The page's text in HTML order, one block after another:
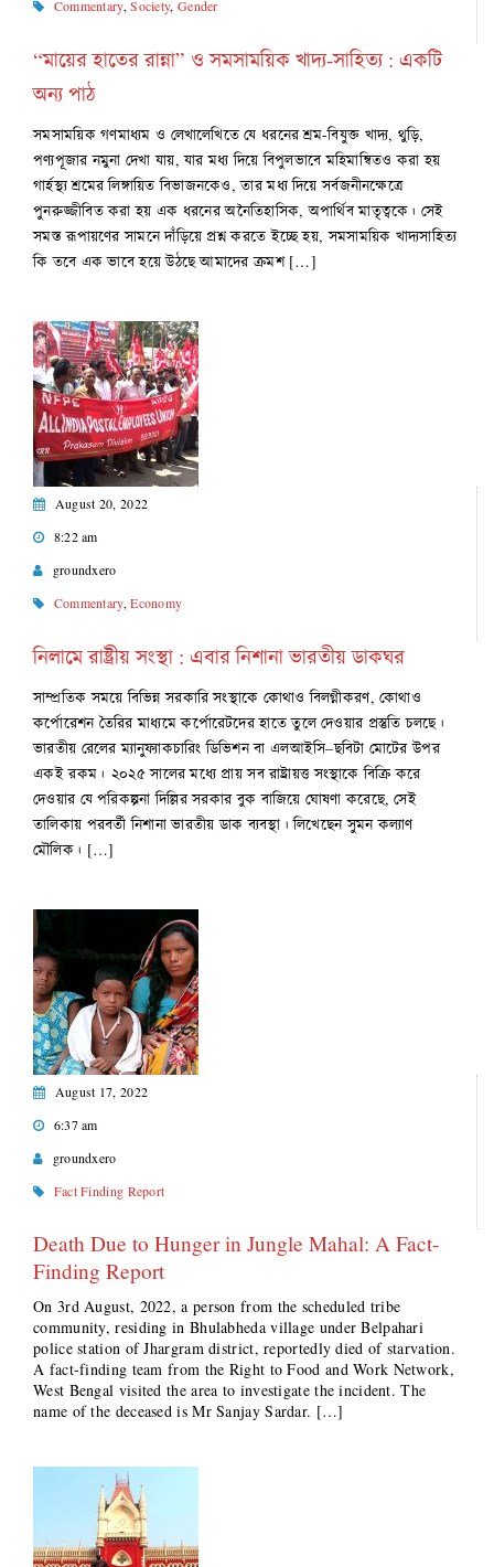
Commentary,Society, Gender
“মায়ের হাতের রান্না” ও সমসাময়িক খাদ্য-সাহিত্য : একটি
অন্য পাঠ
সমসাময়িক গণমাধ্যম ও লেখালেখিতে যে ধরনের শ্রম-বিযুক্ত খাদ্য, থুড়ি,
পণ্যপূজার নমুনা দেখা যায়, যার মধ্য দিয়ে বিপুলভাবে মহিমান্বিতও করা হয়
গার্হস্থ্য শ্রমের লিঙ্গায়িত বিভাজনকেও, তার মধ্য দিয়ে সর্বজনীনক্ষেত্রে
পুনরুজ্জীবিত করা হয় এক ধরনের অনৈতিহাসিক, অপার্থিব মাতৃত্বকে। সেই
সমস্ত রূপায়ণের সামনে দাঁড়িয়ে প্রশ্ন করতে ইচ্ছে হয়, সমসাময়িক খাদ্যসাহিত্য
কি তবে এক ভাবে হয়ে উঠছে আমাদের ক্রমশ […]
August 20, 2022
8:22 am
groundxero
Commentary,Economy
নিলামে রাষ্ট্রীয় সংস্থা : এবার নিশানা ভারতীয় ডাকঘর
সাম্প্রতিক সময়ে বিভিন্ন সরকারি সংস্থাকে কোথাও বিলগ্নীকরণ, কোথাও
কর্পোরেশন তৈরির মাধ্যমে কর্পোরেটদের হাতে তুলে দেওয়ার প্রস্তুতি চলছে।
ভারতীয় রেলের ম্যানুফ্যাকচারিং ডিভিশন বা এলআইসি–ছবিটা মোটের উপর
একই রকম। ২০২৫ সালের মধ্যে প্রায় সব রাষ্ট্রায়ত্ত সংস্থাকে বিক্রি করে
দেওয়ার যে পরিকল্পনা দিল্লির সরকার বুক বাজিয়ে ঘোষণা করেছে, সেই
তালিকায় পরবর্তী নিশানা ভারতীয় ডাক ব্যবস্থা। লিখেছেন সুমন কল্যাণ
মৌলিক। […]
August 17, 2022
6:37 am
groundxero
Fact Finding Report
Death Due to Hunger in Jungle Mahal: A Fact-
Finding Report
On 3rd August, 2022, a person from the scheduled tribe
community, residing in Bhulabheda village under Belpahari
police station of Jhargram district, reportedly died of starvation.
A fact-finding team from the Right to Food and Work Network,
West Bengal visited the area to investigate the incident. The
name of the deceased is Mr Sanjay Sardar. […]